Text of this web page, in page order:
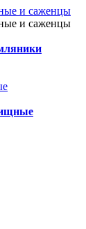
и саженцы
и саженцы